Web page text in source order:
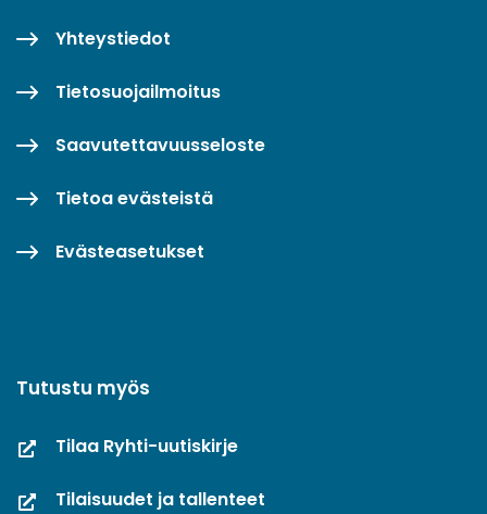
Yhteystiedot
Tietosuojailmoitus
Saavutettavuusseloste
Tietoa evästeistä
Evästeasetukset
Tutustu myös
Tilaa Ryhti-uutiskirje
Tilaisuudet ja tallenteet